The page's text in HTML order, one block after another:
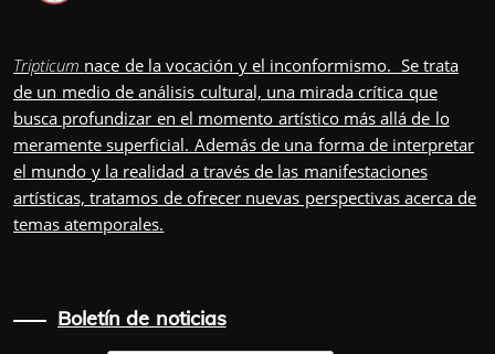
Tripticum nace de la vocación y el inconformismo. Se trata
de un medio de análisis cultural, una mirada crítica que
busca profundizar en el momento artístico más allá de lo
meramente superficial. Además de una forma de interpretar
el mundo y la realidad a través de las manifestaciones
artísticas, tratamos de ofrecer nuevas perspectivas acerca de
temas atemporales.
Boletín de noticias